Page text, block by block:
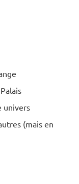
univers
(mais en